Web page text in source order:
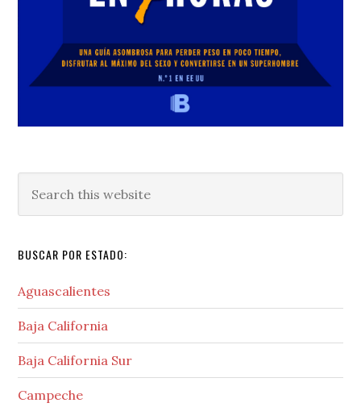
this
BUSCAR POR ESTADO:
Aguascalientes
Baja California
Baja California Sur
Campeche